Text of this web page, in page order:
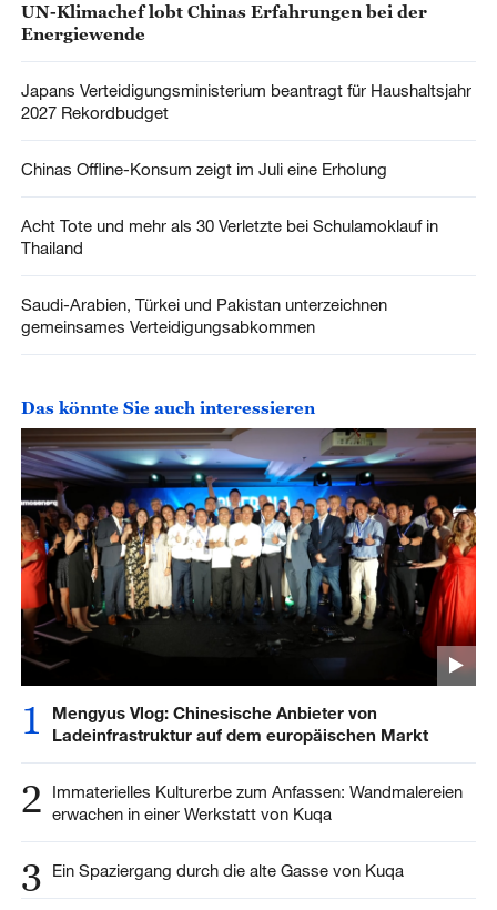
UN-Klimachef lobt Chinas Erfahrungen bei der
Energiewende
Japans Verteidigungsministerium beantragt für Haushaltsjahr
2027 Rekordbudget
Chinas Offline-Konsum zeigt im Juli eine Erholung
Acht Tote und mehr als 30 Verletzte bei Schulamoklauf in
Thailand
Saudi-Arabien, Türkei und Pakistan unterzeichnen
gemeinsames Verteidigungsabkommen
Das könnte Sie auch interessieren
1
Mengyus Vlog: Chinesische Anbieter von
Ladeinfrastruktur auf dem europäischen Markt
2
Immaterielles Kulturerbe zum Anfassen: Wandmalereien
erwachen in einer Werkstatt von Kuqa
3 Ein Spaziergang durch die alte Gasse von Kuqa